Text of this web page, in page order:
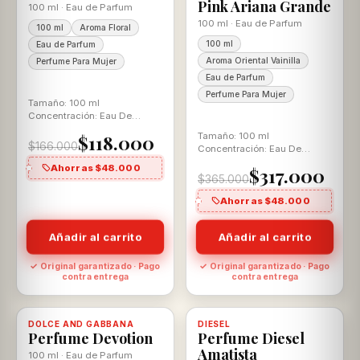
100 ml · Eau de Parfum
100 ml
Aroma Floral
Eau de Parfum
Perfume Para Mujer
Tamaño: 100 ml
Concentración: Eau De
Vainilla
$166.000$118.000
Ahorras $48.000
Añadir al carrito
✓ Original garantizado · Pago
contra entrega
Pink Ariana Grande
100 ml · Eau de Parfum
100 ml
Aroma Oriental Vainilla
Eau de Parfum
Perfume Para Mujer
Tamaño: 100 ml
Concentración: Eau De
Vainilla
$365.000$317.000
Ahorras $48.000
Añadir al carrito
✓ Original garantizado · Pago
contra entrega
-12% 100% ORIGINAL
DOLCE AND GABBANA
Perfume Devotion
100 ml · Eau de Parfum
Disponible, con descuento -28%
DIESEL
Perfume Diesel
Amatista
Disponible, con descuento